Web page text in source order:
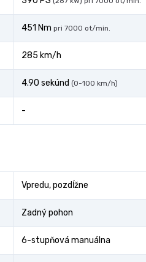
451 Nm pri 7000 ot/min.
285 km/h
4.90 sekúnd (0-100 km/h)
-
Vpredu, pozdĺžne
Zadný pohon
6-stupňová manuálna